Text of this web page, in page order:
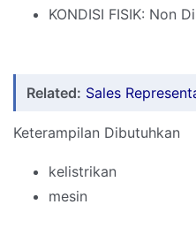
KONDISI FISIK: Non
Related: Sales
Keterampilan Dibutuhkan
kelistrikan
mesin